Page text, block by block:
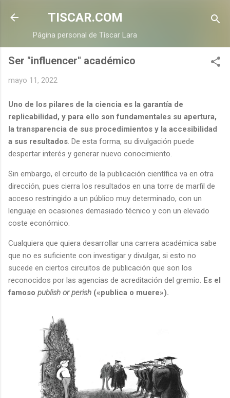
Ir al contenido principal
TISCAR.COM
Página personal de Tíscar Lara
Ser "influencer" académico
mayo 11, 2022
Uno de los pilares de la ciencia es la garantía de
replicabilidad, y para ello son fundamentales su apertura,
la transparencia de sus procedimientos y la accesibilidad
a sus resultados . De esta forma, su divulgación puede
despertar interés y generar nuevo conocimiento.
Sin embargo, el circuito de la publicación científica va en otra
dirección, pues cierra los resultados en una torre de marfil de
acceso restringido a un público muy determinado, con un
lenguaje en ocasiones demasiado técnico y con un elevado
coste económico.
Cualquiera que quiera desarrollar una carrera académica sabe
que no es suficiente con investigar y divulgar, si esto no
sucede en ciertos circuitos de publicación que son los
reconocidos por las agencias de acreditación del gremio. Es el
famoso publish or perish («publica o muere»).